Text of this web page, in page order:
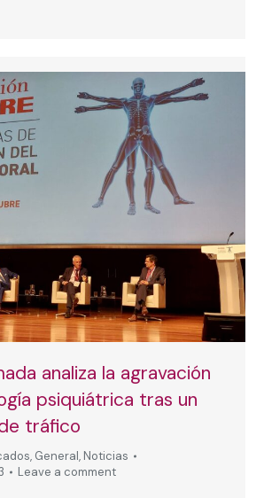
analiza la agravación
psiquiátrica tras un
tráfico
, General, Noticias
Leave a comment